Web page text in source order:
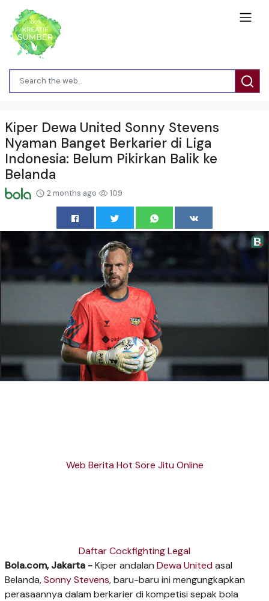
Kiper Dewa United Sonny Stevens
Nyaman Banget Berkarier di Liga
Indonesia: Belum Pikirkan Balik ke
Belanda
2 months ago 109
Web Berita Hot Sore Jitu Online
Daftar Cockfighting Legal
Bola.com, Jakarta -Kiper andalan Dewa Unitedasal
Belanda,Sonny Stevens, baru-baru ini mengungkapkan
perasaannya dalam berkarier di kompetisi sepak bola